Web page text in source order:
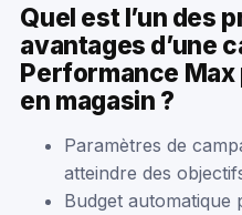
Quel est l’un des
avantages d’une
Performance
en magasin ?
Paramètres de
atteindre des
Budget automatique